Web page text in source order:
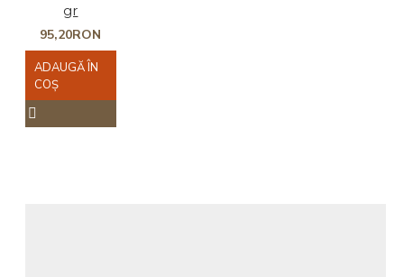
gr
95,20RON
ADAUGĂ ÎN
COŞ